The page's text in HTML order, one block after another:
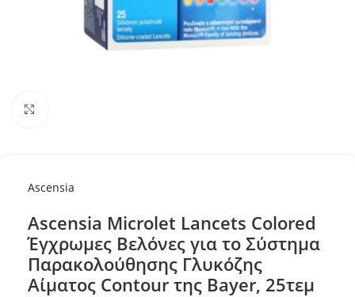
Ascensia
Ascensia Microlet Lancets Colored
Έγχρωμες Βελόνες για το Σύστημα
Παρακολούθησης Γλυκόζης
Αίματος Contour της Bayer, 25τεμ